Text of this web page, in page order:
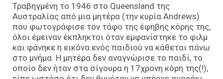
Τραβηγμένη το 1946 στο Queensland της
Αυστραλίας από μια μητέρα (την κυρία Andrews)
που φωτογράφισε τον τάφο της έφηβης κόρης της,
όλοι έμειναν έκπληκτοι όταν εμφανίστηκε το φιλμ
και φάνηκε η εικόνα ενός παιδιού να κάθεται πάνω
στο μνήμα. Η μητέρα δεν αναγνώρισε το παιδί, το
οποίο δεν ήταν στα σίγουρα η 17χρονη κόρη της(!),